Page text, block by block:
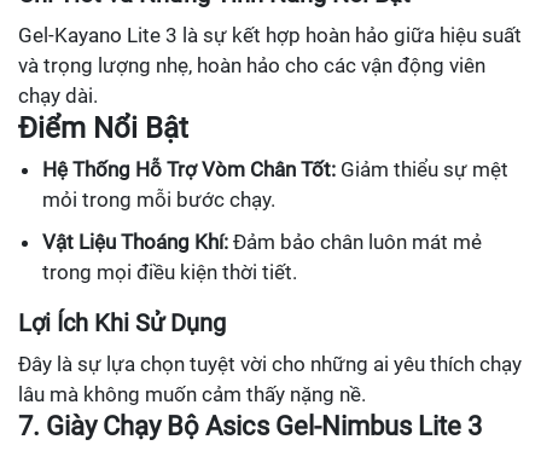
Gel-Kayano Lite 3 là sự kết hợp hoàn hảo giữa hiệu suất
và trọng lượng nhẹ, hoàn hảo cho các vận động viên
chạy dài.
Điểm Nổi Bật
Hệ Thống Hỗ Trợ Vòm Chân Tốt: Giảm thiểu sự mệt
mỏi trong mỗi bước chạy.
Vật Liệu Thoáng Khí: Đảm bảo chân luôn mát mẻ
trong mọi điều kiện thời tiết.
Lợi Ích Khi Sử Dụng
Đây là sự lựa chọn tuyệt vời cho những ai yêu thích chạy
lâu mà không muốn cảm thấy nặng nề.
7. Giày Chạy Bộ Asics Gel-Nimbus Lite 3